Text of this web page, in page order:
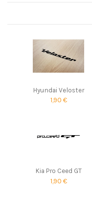
Hyundai Veloster
1,90 €
Kia Pro Ceed GT
1,90 €